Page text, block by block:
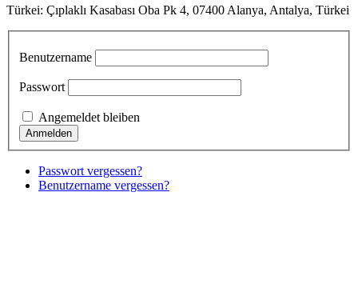
Türkei: Çıplaklı Kasabası Oba Pk 4, 07400 Alanya, Antalya, Türkei
Benutzername
Passwort
Angemeldet bleiben
Passwort vergessen?
Benutzername vergessen?